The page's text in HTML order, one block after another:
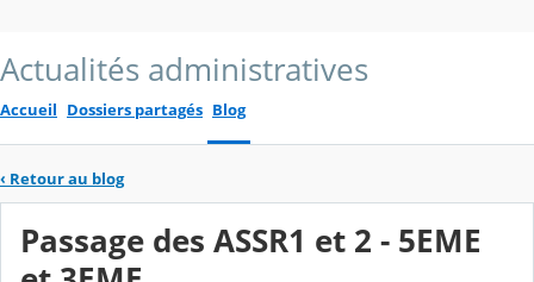
Actualités administratives
Accueil Dossiers partagés Blog
‹ Retour au blog
Passage des ASSR1 et 2 - 5EME